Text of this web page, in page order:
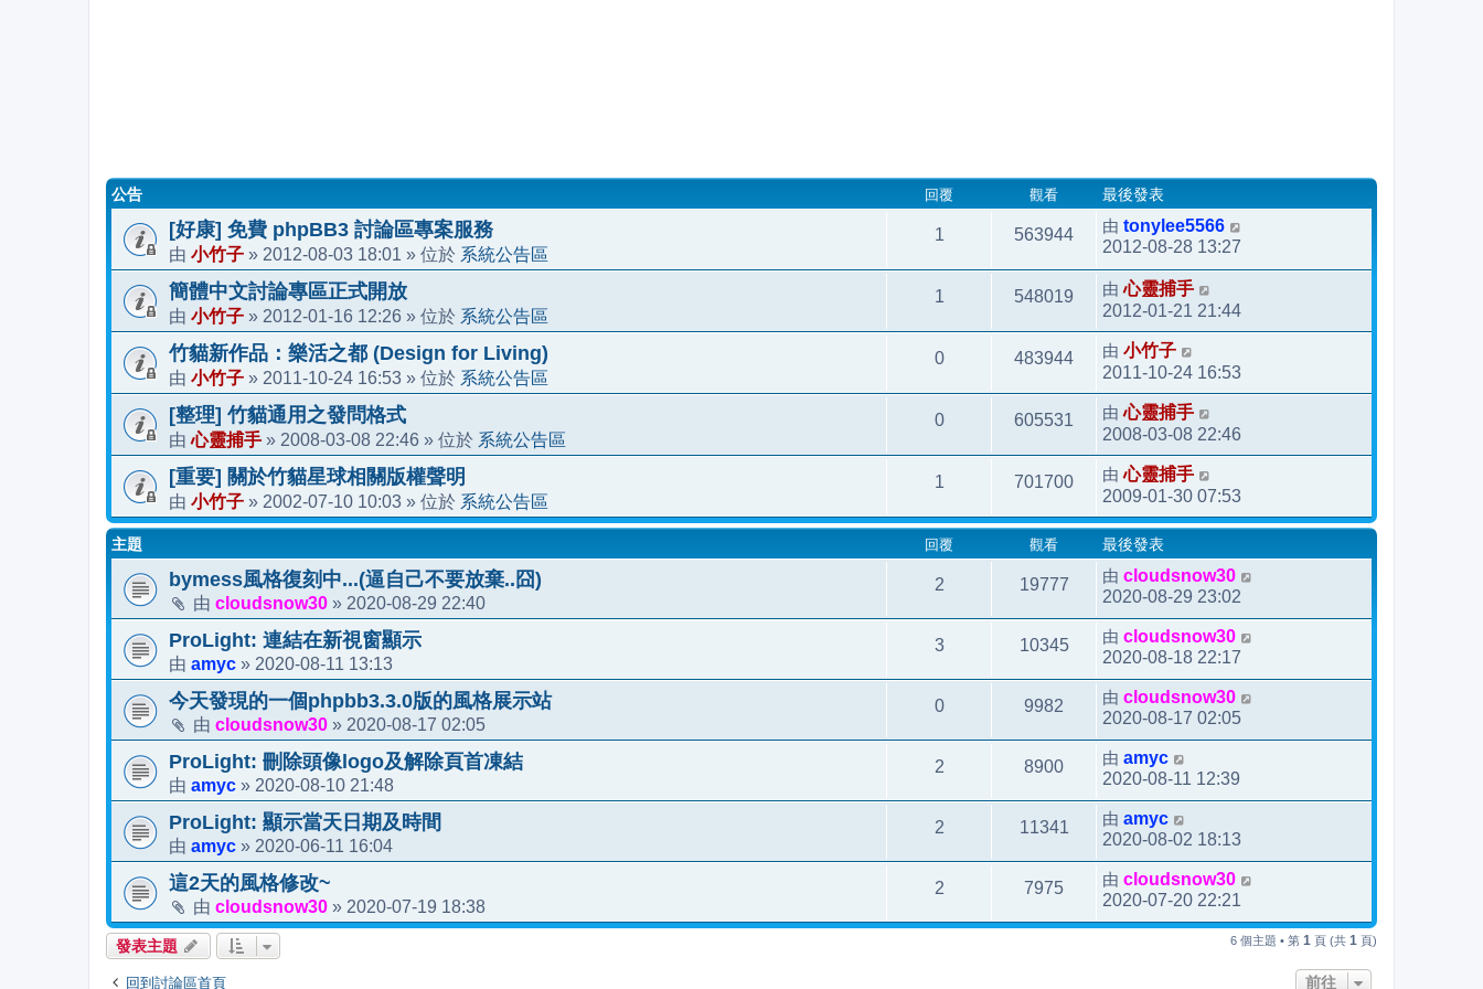
公告 回覆 觀看 最後發表
[好康] 免費 phpBB3 討論區專案服務
由 小竹子 » 2012-08-03 18:01 » 位於 系統公告區
1 563944 由 tonylee5566
2012-08-28 13:27
簡體中文討論專區正式開放
由 小竹子 » 2012-01-16 12:26 » 位於 系統公告區
1 548019 由心靈捕手
2012-01-21 21:44
竹貓新作品：樂活之都 (Design for Living)
由 小竹子 » 2011-10-24 16:53 » 位於 系統公告區
0 483944 由 小竹子
2011-10-24 16:53
[整理] 竹貓通用之發問格式
由心靈捕手 » 2008-03-08 22:46 » 位於 系統公告區
0 605531 由心靈捕手
2008-03-08 22:46
[重要] 關於竹貓星球相關版權聲明
由 小竹子 » 2002-07-10 10:03 » 位於 系統公告區
1 701700 由心靈捕手
2009-01-30 07:53
主題 回覆 觀看 最後發表
bymess風格復刻中...(逼自己不要放棄..囧)
由 cloudsnow30 » 2020-08-29 22:40
2 19777 由 cloudsnow30
2020-08-29 23:02
ProLight: 連結在新視窗顯示
由 amyc » 2020-08-11 13:13
3 10345 由 cloudsnow30
2020-08-18 22:17
今天發現的一個phpbb3.3.0版的風格展示站
由 cloudsnow30 » 2020-08-17 02:05
0 9982 由 cloudsnow30
2020-08-17 02:05
ProLight: 刪除頭像logo及解除頁首凍結
由 amyc » 2020-08-10 21:48
2 8900 由 amyc
2020-08-11 12:39
ProLight: 顯示當天日期及時間
由 amyc » 2020-06-11 16:04
2 11341 由 amyc
2020-08-02 18:13
這2天的風格修改~
由 cloudsnow30 » 2020-07-19 18:38
2 7975 由 cloudsnow30
2020-07-20 22:21
發表主題 6 個主題 • 第 1 頁 (共 1 頁)
回到討論區首頁 前往